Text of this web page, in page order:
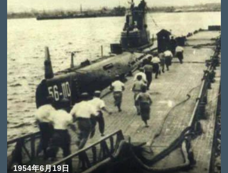
1954年6月19日